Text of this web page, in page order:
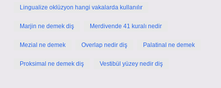
Lingualize oklüzyon hangi vakalarda kullanılır
Marjin ne demek diş Merdivende 41 kuralı nedir
Mezial ne demek Overlap nedir diş Palatinal ne demek
Proksimal ne demek diş Vestibül yüzey nedir diş